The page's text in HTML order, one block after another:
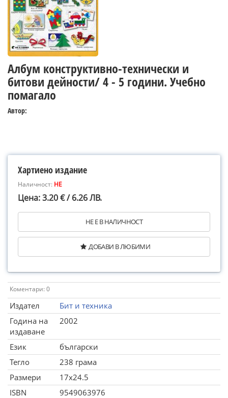
Албум конструктивно-технически и
битови дейности/ 4 - 5 години. Учебно
помагало
Автор:
Хартиено издание
Наличност: НЕ
Цена: 3.20 € / 6.26 ЛВ.
НЕ Е В НАЛИЧНОСТ
ДОБАВИ В ЛЮБИМИ
Коментари: 0
Издател
Бит и техника
Година на
издаване
2002
Език
български
Тегло
238 грама
Размери
17x24.5
ISBN
9549063976